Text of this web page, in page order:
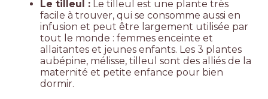
Le tilleul :Le tilleul est une plante très
facile à trouver, qui se consomme aussi en
infusion et peut être largement utilisée par
tout le monde : femmes enceinte et
allaitantes et jeunes enfants. Les 3 plantes
aubépine, mélisse, tilleul sont des alliés de la
maternité et petite enfance pour bien
dormir.